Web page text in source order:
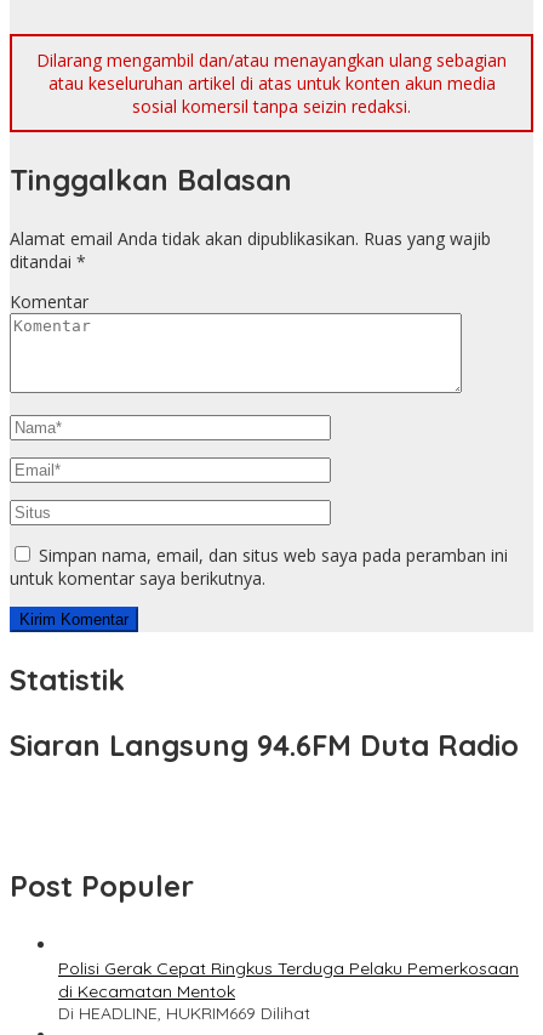
Dilarang mengambil dan/atau menayangkan ulang sebagian
atau keseluruhan artikel di atas untuk konten akun media
sosial komersil tanpa seizin redaksi.
Tinggalkan Balasan
Alamat email Anda tidak akan dipublikasikan. Ruas yang wajib
ditandai *
Komentar
Simpan nama, email, dan situs web saya pada peramban ini
untuk komentar saya berikutnya.
Statistik
Siaran Langsung 94.6FM Duta Radio
Post Populer
Polisi Gerak Cepat Ringkus Terduga Pelaku Pemerkosaan
di Kecamatan Mentok
Di HEADLINE, HUKRIM669 Dilihat